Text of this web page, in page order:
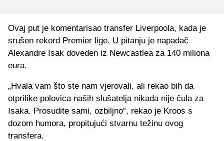
Ovaj put je komentarisao transfer Liverpoola, kada je
srušen rekord Premier lige. U pitanju je napadač
Alexandre Isak doveden iz Newcastlea za 140 miliona
eura.
„Hvala vam što ste nam vjerovali, ali rekao bih da
otprilike polovica naših slušatelja nikada nije čula za
Isaka. Prosudite sami, ozbiljno“, rekao je Kroos s
dozom humora, propitujući stvarnu težinu ovog
transfera.